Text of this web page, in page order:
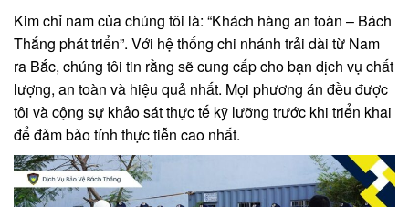
Kim chỉ nam của chúng tôi là: “Khách hàng an toàn – Bách
Thắng phát triển”. Với hệ thống chi nhánh trải dài từ Nam
ra Bắc, chúng tôi tin rằng sẽ cung cấp cho bạn dịch vụ chất
lượng, an toàn và hiệu quả nhất. Mọi phương án đều được
tôi và cộng sự khảo sát thực tế kỹ lưỡng trước khi triển khai
để đảm bảo tính thực tiễn cao nhất.